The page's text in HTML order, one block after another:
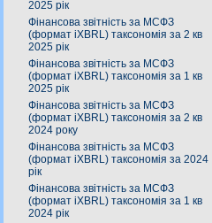
2025 рік
Фінансова звітність за МСФЗ
(формат iXBRL) таксономія за 2 кв
2025 рік
Фінансова звітність за МСФЗ
(формат iXBRL) таксономія за 1 кв
2025 рік
Фінансова звітність за МСФЗ
(формат iXBRL) таксономія за 2 кв
2024 року
Фінансова звітність за МСФЗ
(формат iXBRL) таксономія за 2024
рік
Фінансова звітність за МСФЗ
(формат iXBRL) таксономія за 1 кв
2024 рік